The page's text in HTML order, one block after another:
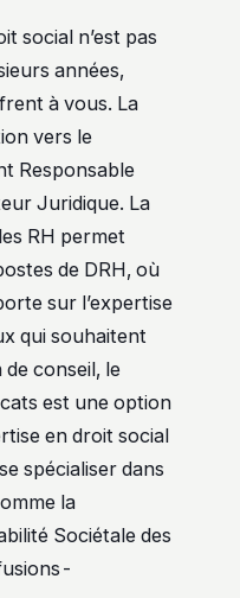
social n’est pas
années,
à vous. La
vers le
Responsable
Juridique. La
RH permet
de DRH, où
sur l’expertise
qui souhaitent
conseil, le
est une option
en droit social
spécialiser dans
la
Sociétale des